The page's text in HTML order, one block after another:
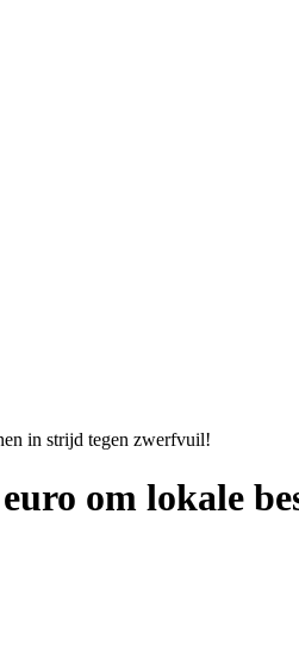
in strijd tegen zwerfvuil!
om lokale